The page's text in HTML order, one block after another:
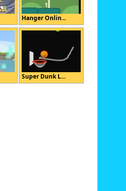
Hanger Onlin...
Super Dunk L...